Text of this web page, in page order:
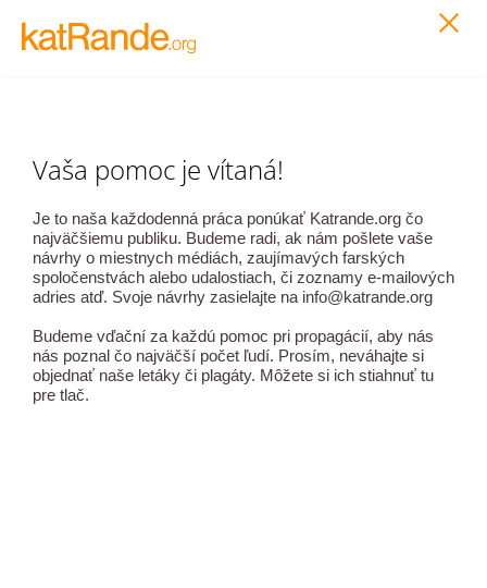
Vaša pomoc je vítaná!
Je to naša každodenná práca ponúkať Katrande.org čo
najväčšiemu publiku. Budeme radi, ak nám pošlete vaše
návrhy o miestnych médiách, zaujímavých farských
spoločenstvách alebo udalostiach, či zoznamy e-mailových
adries atď. Svoje návrhy zasielajte na info@katrande.org
Budeme vďační za každú pomoc pri propagácií, aby nás
nás poznal čo najväčší počet ľudí. Prosím, neváhajte si
objednať naše letáky či plagáty. Môžete si ich stiahnuť tu
pre tlač.